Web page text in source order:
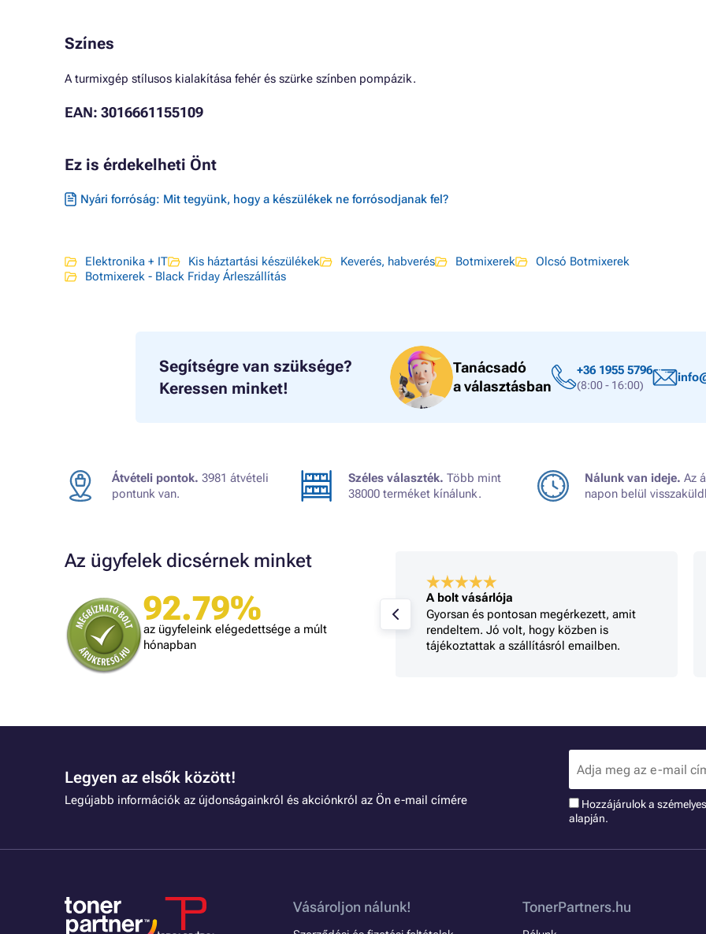
Színes
A turmixgép stílusos kialakítása fehér és szürke színben pompázik.
EAN: 3016661155109
Ez is érdekelheti Önt
Nyári forróság: Mit tegyünk, hogy a készülékek ne forrósodjanak fel?
Elektronika + IT Kis háztartási készülékek Keverés, habverés Botmixerek
Olcsó Botmixerek
Botmixerek - Black Friday Árleszállítás
Segítségre van szüksége?
Keressen minket!
Tanácsadó
a választásban
+36 1955 5796
(8:00 - 16:00)
Átvételi pontok. 3981 átvételi
pontunk van.
Széles választék. Több mint
38000 terméket kínálunk.
Nálunk van ideje. Az
napon belül
Az ügyfelek dicsérnek minket
92.79%
az ügyfeleink elégedettsége a múlt
hónapban
Judit
A kiszállítás kicsit lassú volt, egyébként
mindennel meg vagyok elégedve!
A bolt vásárlója
Gyorsan és pontosan megérkezett, amit
rendeltem. Jó volt, hogy közben is
tájékoztattak a szállításról emailben.
Legyen az elsők között!
Legújabb információk az újdonságainkról és akciónkról az Ön e-mail címére Hozzájárulok a
alapján.
Vásároljon nálunk! TonerPartners.hu